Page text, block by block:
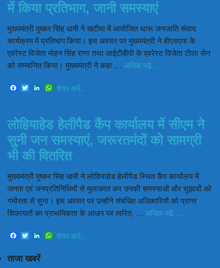
में किया प्रतिभाग, जानी समस्याएं
मुख्यमंत्री पुष्कर सिंह धामी ने खटीमा में आयोजित थारू जनजाति संवाद
कार्यक्रम में प्रतिभाग किया। इस अवसर पर मुख्यमंत्री ने बीएसएफ के
एवरेस्ट विजेता मोहन सिंह राणा तथा आईटीबीपी के एवरेस्ट विजेता टीला सेन
को सम्मानित किया। मुख्यमंत्री ने कहा … अधिक पढे़ …
Facebook
TwitterLinkedInWhatsApp
शेयर करे..
लोहियाहेड हेलीपैड कैंप कार्यालय में सीएम ने
सुनी जन समस्याएं, जरूरतमंदों को सामग्री
भी की वितरित
मुख्यमंत्री पुष्कर सिंह धामी ने लोहियाहेड हेलीपैड स्थित कैंप कार्यालय में
जनता एवं जनप्रतिनिधियों से मुलाकात कर उनकी समस्याओं और सुझावों को
गंभीरता से सुना। इस अवसर पर उन्होंने संबंधित अधिकारियों को प्राप्त
शिकायतों का प्राथमिकता के आधार पर त्वरित, … अधिक पढे़ …
Facebook
TwitterLinkedInWhatsApp
शेयर करे..
ताजा खबरें